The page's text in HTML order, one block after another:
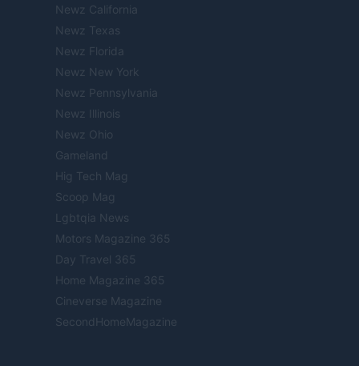
Newz California
Newz Texas
Newz Florida
Newz New York
Newz Pennsylvania
Newz Illinois
Newz Ohio
Gameland
Hig Tech Mag
Scoop Mag
Lgbtqia News
Motors Magazine 365
Day Travel 365
Home Magazine 365
Cineverse Magazine
SecondHomeMagazine